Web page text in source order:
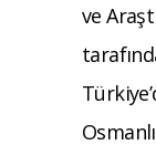
ve